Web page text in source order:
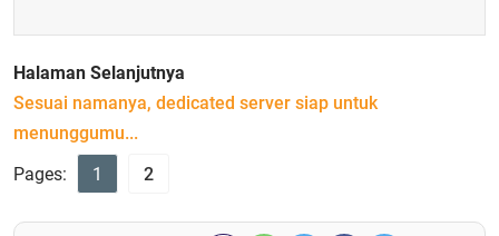
Halaman Selanjutnya
Sesuai namanya, dedicated server siap untuk
menunggumu...
Pages:
1 2